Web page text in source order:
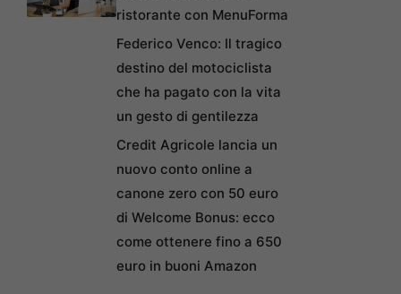
ristorante con MenuForma
Federico Venco: Il tragico
destino del motociclista
che ha pagato con la vita
un gesto di gentilezza
Credit Agricole lancia un
nuovo conto online a
canone zero con 50 euro
di Welcome Bonus: ecco
come ottenere fino a 650
euro in buoni Amazon